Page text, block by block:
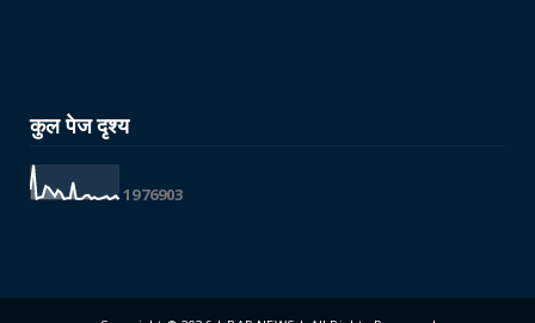
कुल पेज दृश्य
1976903